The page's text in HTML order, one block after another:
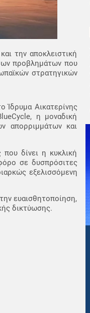
την αποκλειστική
προβλημάτων που
στρατηγικών
Ίδρυμα Αικατερίνης
η μοναδική
απορριμμάτων και
δίνει η κυκλική
σε δυσπρόσιτες
εξελισσόμενη
ευαισθητοποίηση,
δικτύωσης.